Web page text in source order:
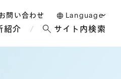
問い合わせ Language
日本語
紹介 サイト内検索